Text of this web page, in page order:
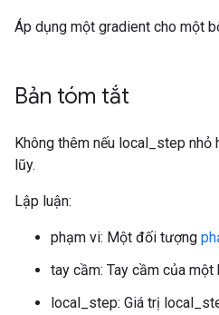
Áp dụng một gradient cho một
Bản tóm tắt
Không thêm nếu local_step
lũy.
Lập luận:
phạm vi: Một đối tượng
tay cầm: Tay cầm của một
local_step: Giá trị